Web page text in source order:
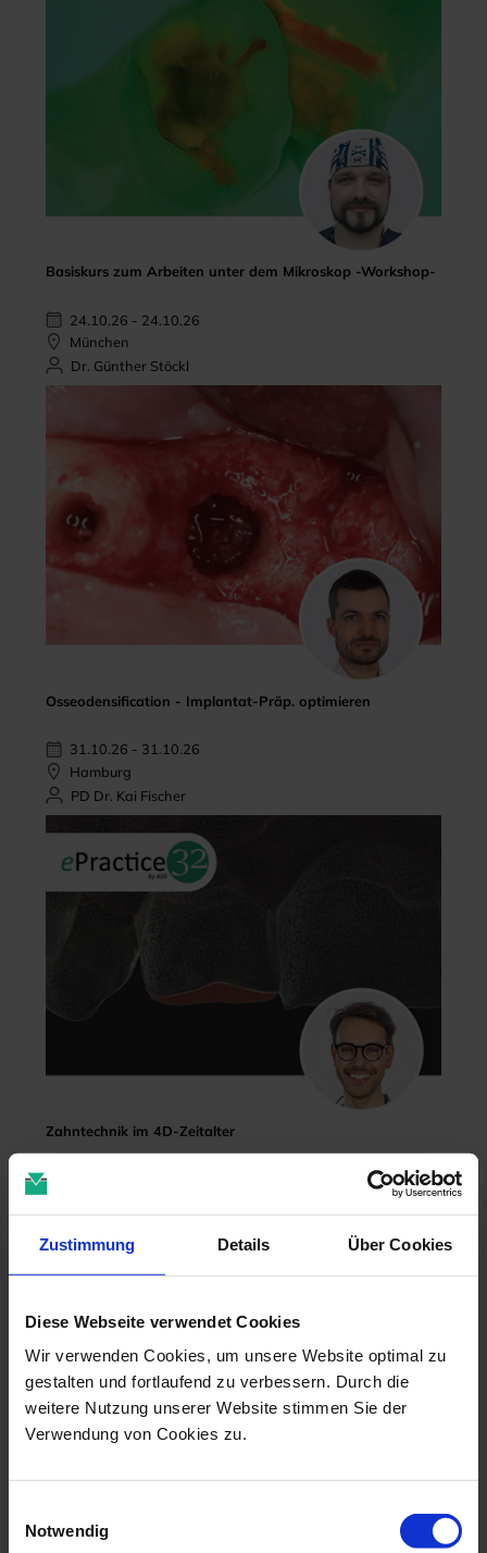
Zustimmung Details Über Cookies
Diese Webseite verwendet Cookies
Wir verwenden Cookies, um unsere Website optimal zu
gestalten und fortlaufend zu verbessern. Durch die
weitere Nutzung unserer Website stimmen Sie der
Verwendung von Cookies zu.
Notwendig
Basiskurs zum Arbeiten unter dem Mikroskop -Workshop-
24.10.26 - 24.10.26
München
Dr. Günther Stöckl
Osseodensification - Implantat-Präp. optimieren
31.10.26 - 31.10.26
Hamburg
PD Dr. Kai Fischer
Zahntechnik im 4D-Zeitalter